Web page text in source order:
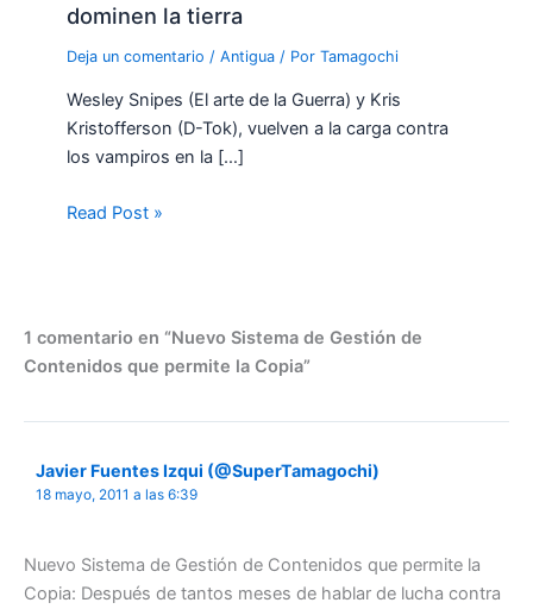
dominen la tierra
Deja un comentario /Antigua / PorTamagochi
Wesley Snipes (El arte de la Guerra) y Kris
Kristofferson (D-Tok), vuelven a la carga contra
los vampiros en la […]
Read Post »
1 comentario en “Nuevo Sistema de Gestión de
Contenidos que permite la Copia”
Javier Fuentes Izqui (@SuperTamagochi)
18 mayo, 2011 a las 6:39
Nuevo Sistema de Gestión de Contenidos que permite la
Copia: Después de tantos meses de hablar de lucha contra